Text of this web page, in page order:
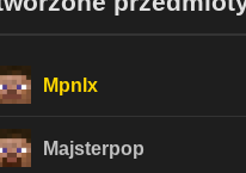
Mpnlx
Majsterpop